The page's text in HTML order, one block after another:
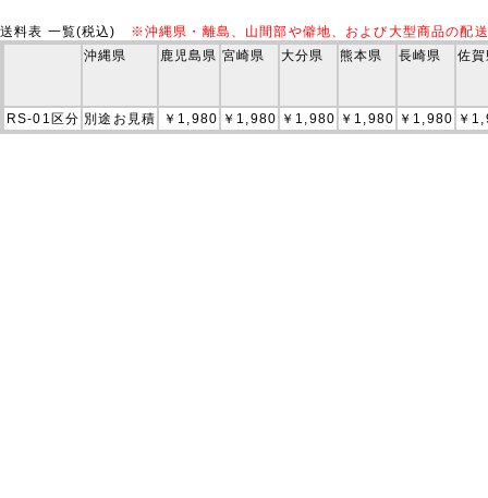
送料表 一覧(税込) ※沖縄県・離島、山間部や僻地、および大型商品の配
沖縄県 鹿児島県 宮崎県 大分県 熊本県 長崎県 佐
RS-01区分 別途お見積 ￥1,980 ￥1,980 ￥1,980 ￥1,980 ￥1,980 ￥